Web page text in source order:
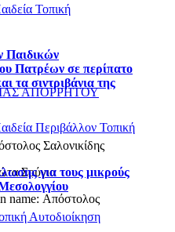
Τοπική
Παιδικών
Πατρέων σε περίπατο
τα σιντριβάνια της
Περιβάλλον Τοπική
για τους μικρούς
Αυτοδιοίκηση
ΑΠΟΡΡΗΤΟΥ
Σαλονικίδης
Σούγια
name: Απόστολος